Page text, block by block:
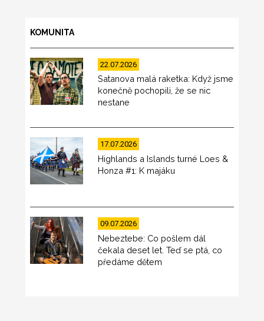
KOMUNITA
22.07.2026
Satanova malá raketka: Když jsme
konečně pochopili, že se nic
nestane
17.07.2026
Highlands a Islands turné Loes &
Honza #1: K majáku
09.07.2026
Nebeztebe: Co pošlem dál
čekala deset let. Teď se ptá, co
předáme dětem